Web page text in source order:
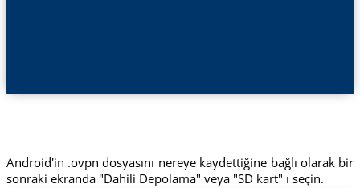
Android'in .ovpn dosyasını nereye kaydettiğine bağlı olarak bir
sonraki ekranda "Dahili Depolama" veya "SD kart" ı seçin.